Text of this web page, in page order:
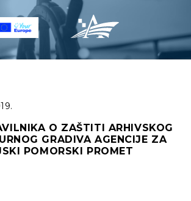
O ZAŠTITI ARHIVSKOG
GRADIVA AGENCIJE ZA
POMORSKI PROMET